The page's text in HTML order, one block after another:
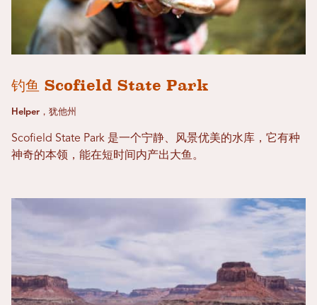
钓鱼 Scofield State Park
Helper，犹他州
Scofield State Park 是一个宁静、风景优美的水库，它有种
神奇的本领，能在短时间内产出大鱼。